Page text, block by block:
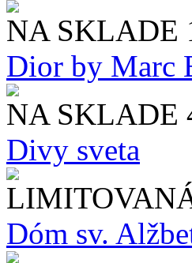
NA SKLADE
Dior by Marc
NA SKLADE
Divy sveta
Dóm sv.